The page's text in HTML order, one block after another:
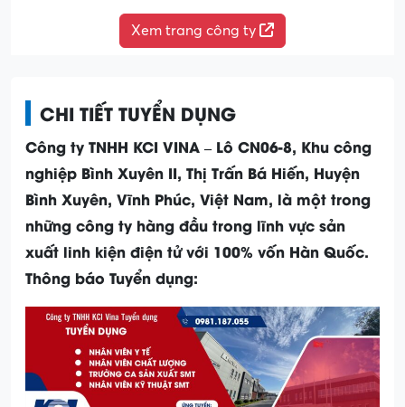
Xem trang công ty
CHI TIẾT TUYỂN DỤNG
Công ty TNHH KCI VINA – Lô CN06-8, Khu công
nghiệp Bình Xuyên II, Thị Trấn Bá Hiến, Huyện
Bình Xuyên, Vĩnh Phúc, Việt Nam, là một trong
những công ty hàng đầu trong lĩnh vực sản
xuất linh kiện điện tử với 100% vốn Hàn Quốc.
Thông báo Tuyển dụng: